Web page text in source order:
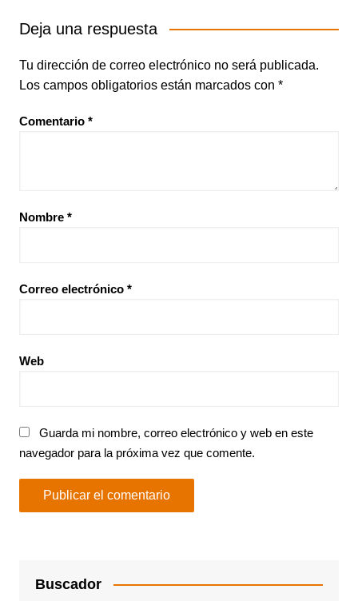
Deja una respuesta
Tu dirección de correo electrónico no será publicada.
Los campos obligatorios están marcados con *
Comentario *
Nombre *
Correo electrónico *
Web
Guarda mi nombre, correo electrónico y web en este
navegador para la próxima vez que comente.
Buscador